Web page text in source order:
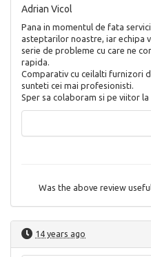
Adrian Vicol
Pana in momentul de fata
asteptarilor noastre, iar echipa
serie de probleme cu care ne
rapida.
Comparativ cu ceilalti furnizori
sunteti cei mai profesionisti.
Sper sa colaboram si pe viitor la
Was the above review
14 years ago